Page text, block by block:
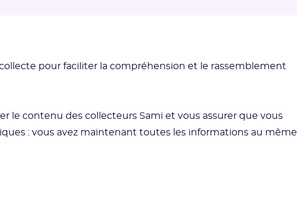
pour faciliter la compréhension et le rassemblement
le contenu des collecteurs Sami et vous assurer que vous
: vous avez maintenant toutes les informations au même